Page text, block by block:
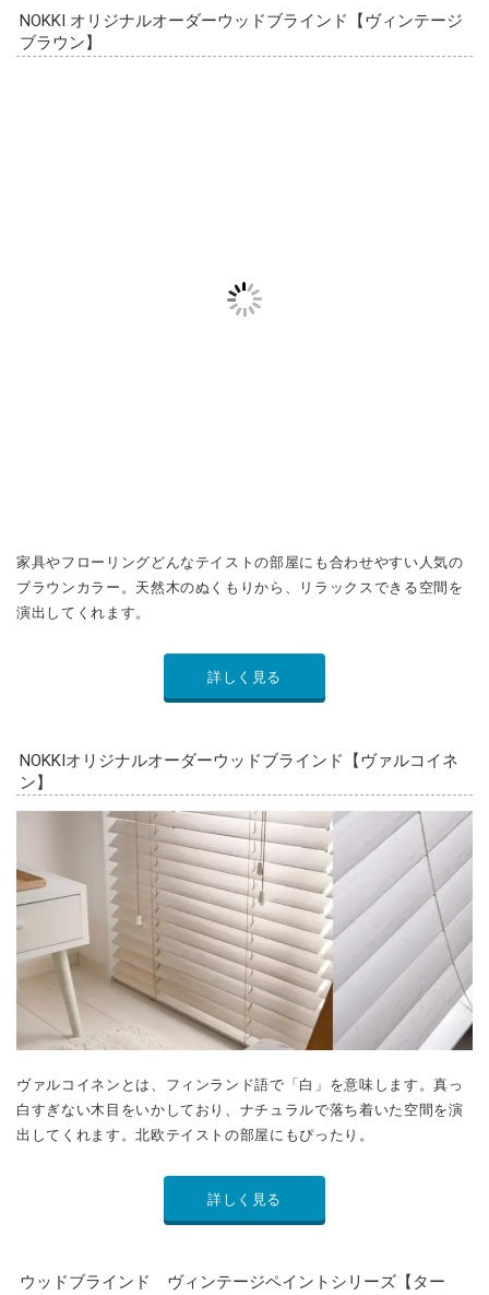
NOKKI オリジナルオーダーウッドブラインド【ヴィンテージ
ブラウン】
ン】
ヴァルコイネンとは、フィンランド語で「白」を意味します。真っ
白すぎない木目をいかしており、ナチュラルで落ち着いた空間を演
出してくれます。北欧テイストの部屋にもぴったり。
詳しく見る
ミ】